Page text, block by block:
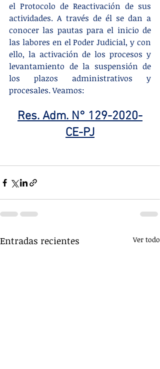
el Protocolo de Reactivación de sus
actividades. A través de él se dan a
conocer las pautas para el inicio de
las labores en el Poder Judicial, y con
ello, la activación de los procesos y
levantamiento de la suspensión de
los plazos administrativos y
procesales. Veamos:
Res. Adm. N° 129-2020-
CE-PJ
Entradas recientes Ver todo